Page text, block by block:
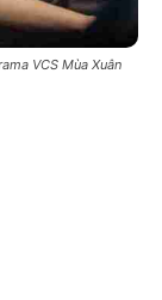
VCS Mùa Xuân